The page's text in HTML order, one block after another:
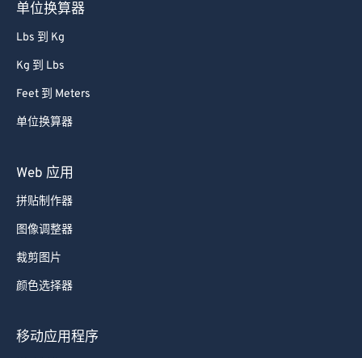
单位换算器
Lbs 到 Kg
Kg 到 Lbs
Feet 到 Meters
单位换算器
Web 应用
拼贴制作器
图像调整器
裁剪图片
颜色选择器
移动应用程序